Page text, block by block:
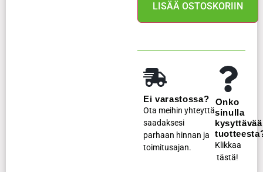
LISÄÄ OSTOSKORIIN
Ei varastossa?
Ota meihin yhteyttä
saadaksesi
parhaan hinnan ja
toimitusajan.
Onko
sinulla
kysyttävää
Klikkaa
tästä!